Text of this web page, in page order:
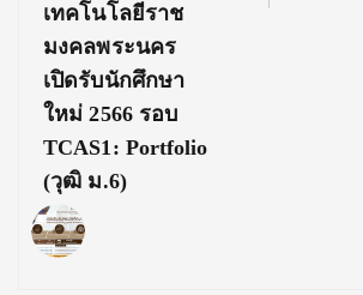
เทคโนโลยีราช
มงคลพระนคร
เปิดรับนักศึกษา
ใหม่ 2566 รอบ
TCAS1: Portfolio
(วุฒิ ม.6)